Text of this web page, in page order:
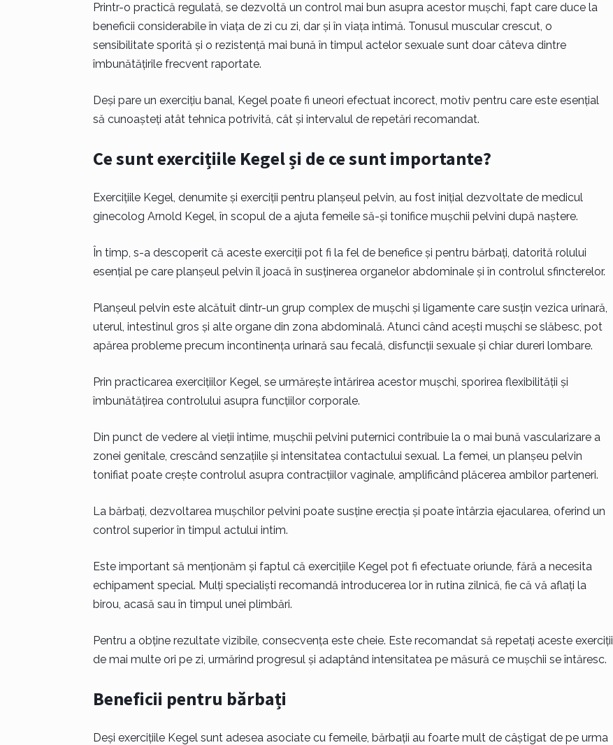
Printr-o practică regulată, se dezvoltă un control mai bun asupra acestor mușchi, fapt care duce la
beneficii considerabile în viața de zi cu zi, dar și în viața intimă. Tonusul muscular crescut, o
sensibilitate sporită și o rezistență mai bună în timpul actelor sexuale sunt doar câteva dintre
îmbunătățirile frecvent raportate.
Deși pare un exercițiu banal, Kegel poate fi uneori efectuat incorect, motiv pentru care este esențial
să cunoașteți atât tehnica potrivită, cât și intervalul de repetări recomandat.
Ce sunt exercițiile Kegel și de ce sunt importante?
Exercițiile Kegel, denumite și exerciții pentru planșeul pelvin, au fost inițial dezvoltate de medicul
ginecolog Arnold Kegel, în scopul de a ajuta femeile să-și tonifice mușchii pelvini după naștere.
În timp, s-a descoperit că aceste exerciții pot fi la fel de benefice și pentru bărbați, datorită rolului
esențial pe care planșeul pelvin îl joacă în susținerea organelor abdominale și în controlul sfincterelor.
Planșeul pelvin este alcătuit dintr-un grup complex de mușchi și ligamente care susțin vezica urinară,
uterul, intestinul gros și alte organe din zona abdominală. Atunci când acești mușchi se slăbesc, pot
apărea probleme precum incontinența urinară sau fecală, disfuncții sexuale și chiar dureri lombare.
Prin practicarea exercițiilor Kegel, se urmărește întărirea acestor mușchi, sporirea flexibilității și
îmbunătățirea controlului asupra funcțiilor corporale.
Din punct de vedere al vieții intime, mușchii pelvini puternici contribuie la o mai bună vascularizare a
zonei genitale, crescând senzațiile și intensitatea contactului sexual. La femei, un planșeu pelvin
tonifiat poate crește controlul asupra contracțiilor vaginale, amplificând plăcerea ambilor parteneri.
La bărbați, dezvoltarea mușchilor pelvini poate susține erecția și poate întârzia ejacularea, oferind un
control superior în timpul actului intim.
Este important să menționăm și faptul că exercițiile Kegel pot fi efectuate oriunde, fără a necesita
echipament special. Mulți specialiști recomandă introducerea lor în rutina zilnică, fie că vă aflați la
birou, acasă sau în timpul unei plimbări.
Pentru a obține rezultate vizibile, consecvența este cheie. Este recomandat să repetați aceste exerciții
de mai multe ori pe zi, urmărind progresul și adaptând intensitatea pe măsură ce mușchii se întăresc.
Beneficii pentru bărbați
Deși exercițiile Kegel sunt adesea asociate cu femeile, bărbații au foarte mult de câștigat de pe urma